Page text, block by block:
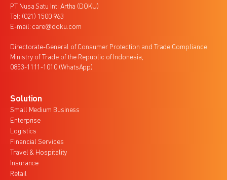
PT Nusa Satu Inti Artha (DOKU)
Tel: (021) 1500 963
E-mail: care@doku.com
Directorate-General of Consumer Protection and Trade Compliance,
Ministry of Trade of the Republic of Indonesia,
0853-1111-1010 (WhatsApp)
Solution
Small Medium Business
Enterprise
Logistics
Financial Services
Travel & Hospitality
Insurance
Retail